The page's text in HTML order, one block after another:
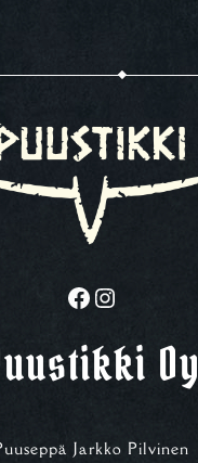
Facebook Instagram
Oy
Jarkko Pilvinen